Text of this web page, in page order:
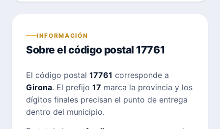
INFORMACIÓN
Sobre el código postal 17761
El código postal 17761 corresponde a
Girona. El prefijo 17 marca la provincia y los
dígitos finales precisan el punto de entrega
dentro del municipio.